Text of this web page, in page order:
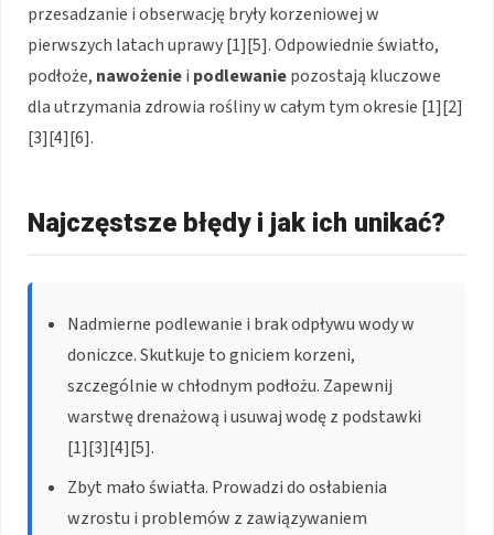
przesadzanie i obserwację bryły korzeniowej w
pierwszych latach uprawy [1][5]. Odpowiednie światło,
podłoże, nawożeniei podlewaniepozostają kluczowe
dla utrzymania zdrowia rośliny w całym tym okresie [1][2]
[3][4][6].
Najczęstsze błędy i jak ich unikać?
Nadmierne podlewanie i brak odpływu wody w
doniczce. Skutkuje to gniciem korzeni,
szczególnie w chłodnym podłożu. Zapewnij
warstwę drenażową i usuwaj wodę z podstawki
[1][3][4][5].
Zbyt mało światła. Prowadzi do osłabienia
wzrostu i problemów z zawiązywaniem